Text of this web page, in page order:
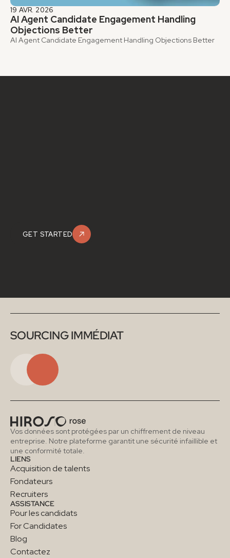
19 AVR. 2026
AI Agent Candidate Engagement Handling
Objections Better
AI Agent Candidate Engagement Handling Objections Better
GET STARTED
SOURCING IMMÉDIAT
Vos données sont protégées par un chiffrement de niveau
entreprise. Notre plateforme garantit une sécurité infaillible et
une conformité totale.
LIENS
Acquisition de talents
Fondateurs
Recruiters
ASSISTANCE
Pour les candidats
For Candidates
Blog
Contactez